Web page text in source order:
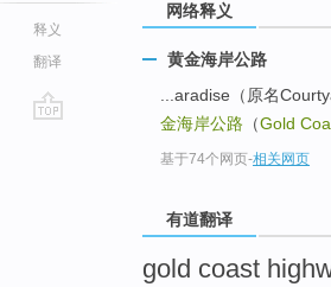
释义
翻译
网络释义
黄金海岸公路
...aradise（原名
金海岸公路 （Gold
基于74个网页-相关网页
有道翻译
gold coast